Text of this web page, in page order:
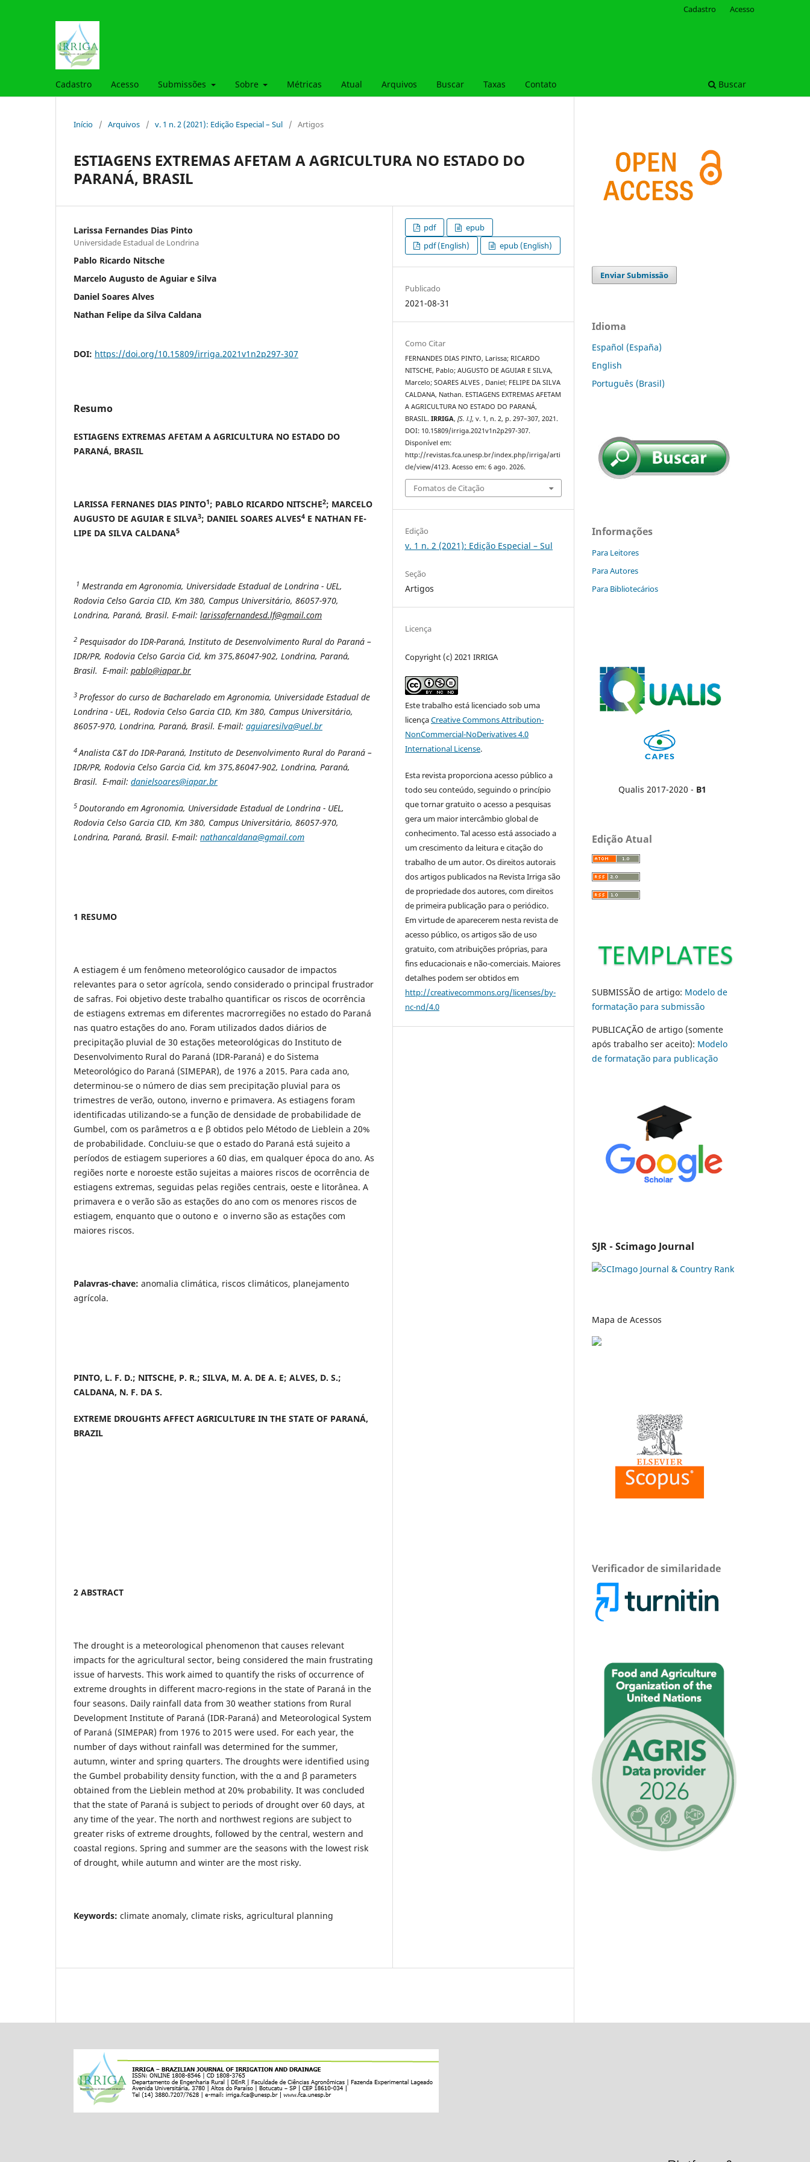
Cadastro Acesso Submissões Sobre Métricas Atual Arquivos Buscar Taxas Contato Buscar
Cadastro Acesso
Início / Arquivos / v. 1 n. 2 (2021): Edição Especial – Sul / Artigos
ESTIAGENS EXTREMAS AFETAM A AGRICULTURA NO ESTADO DO
PARANÁ, BRASIL
Larissa Fernandes Dias Pinto
Universidade Estadual de Londrina
Pablo Ricardo Nitsche
Marcelo Augusto de Aguiar e Silva
Daniel Soares Alves
Nathan Felipe da Silva Caldana
DOI: https://doi.org/10.15809/irriga.2021v1n2p297-307
Resumo
ESTIAGENS EXTREMAS AFETAM A AGRICULTURA NO ESTADO DO
PARANÁ, BRASIL
LARISSA FERNANES DIAS PINTO1; PABLO RICARDO NITSCHE2; MARCELO
AUGUSTO DE AGUIAR E SILVA3; DANIEL SOARES ALVES4 E NATHAN FE-
LIPE DA SILVA CALDANA5
1 Mestranda em Agronomia, Universidade Estadual de Londrina - UEL,
Rodovia Celso Garcia CID, Km 380, Campus Universitário, 86057-970,
Londrina, Paraná, Brasil. E-mail: larissafernandesd.lf@gmail.com
2 Pesquisador do IDR-Paraná, Instituto de Desenvolvimento Rural do Paraná –
IDR/PR, Rodovia Celso Garcia Cid, km 375,86047-902, Londrina, Paraná,
Brasil. E-mail: pablo@iapar.br
3 Professor do curso de Bacharelado em Agronomia, Universidade Estadual de
Londrina - UEL, Rodovia Celso Garcia CID, Km 380, Campus Universitário,
86057-970, Londrina, Paraná, Brasil. E-mail: aguiaresilva@uel.br
4 Analista C&T do IDR-Paraná, Instituto de Desenvolvimento Rural do Paraná –
IDR/PR, Rodovia Celso Garcia Cid, km 375,86047-902, Londrina, Paraná,
Brasil. E-mail: danielsoares@iapar.br
5 Doutorando em Agronomia, Universidade Estadual de Londrina - UEL,
Rodovia Celso Garcia CID, Km 380, Campus Universitário, 86057-970,
Londrina, Paraná, Brasil. E-mail: nathancaldana@gmail.com
1 RESUMO
A estiagem é um fenômeno meteorológico causador de impactos
relevantes para o setor agrícola, sendo considerado o principal frustrador
de safras. Foi objetivo deste trabalho quantificar os riscos de ocorrência
de estiagens extremas em diferentes macrorregiões no estado do Paraná
nas quatro estações do ano. Foram utilizados dados diários de
precipitação pluvial de 30 estações meteorológicas do Instituto de
Desenvolvimento Rural do Paraná (IDR-Paraná) e do Sistema
Meteorológico do Paraná (SIMEPAR), de 1976 a 2015. Para cada ano,
determinou-se o número de dias sem precipitação pluvial para os
trimestres de verão, outono, inverno e primavera. As estiagens foram
identificadas utilizando-se a função de densidade de probabilidade de
Gumbel, com os parâmetros α e β obtidos pelo Método de Lieblein a 20%
de probabilidade. Concluiu-se que o estado do Paraná está sujeito a
períodos de estiagem superiores a 60 dias, em qualquer época do ano. As
regiões norte e noroeste estão sujeitas a maiores riscos de ocorrência de
estiagens extremas, seguidas pelas regiões centrais, oeste e litorânea. A
primavera e o verão são as estações do ano com os menores riscos de
estiagem, enquanto que o outono e o inverno são as estações com
maiores riscos.
Palavras-chave: anomalia climática, riscos climáticos, planejamento
agrícola.
PINTO, L. F. D.; NITSCHE, P. R.; SILVA, M. A. DE A. E; ALVES, D. S.;
CALDANA, N. F. DA S.
EXTREME DROUGHTS AFFECT AGRICULTURE IN THE STATE OF PARANÁ,
BRAZIL
2 ABSTRACT
The drought is a meteorological phenomenon that causes relevant
impacts for the agricultural sector, being considered the main frustrating
issue of harvests. This work aimed to quantify the risks of occurrence of
extreme droughts in different macro-regions in the state of Paraná in the
four seasons. Daily rainfall data from 30 weather stations from Rural
Development Institute of Paraná (IDR-Paraná) and Meteorological System
of Paraná (SIMEPAR) from 1976 to 2015 were used. For each year, the
number of days without rainfall was determined for the summer,
autumn, winter and spring quarters. The droughts were identified using
the Gumbel probability density function, with the α and β parameters
obtained from the Lieblein method at 20% probability. It was concluded
that the state of Paraná is subject to periods of drought over 60 days, at
any time of the year. The north and northwest regions are subject to
greater risks of extreme droughts, followed by the central, western and
coastal regions. Spring and summer are the seasons with the lowest risk
of drought, while autumn and winter are the most risky.
Keywords: climate anomaly, climate risks, agricultural planning
pdf
epub
pdf (English)
epub (English)
Publicado
2021-08-31
Como Citar
FERNANDES DIAS PINTO, Larissa; RICARDO
NITSCHE, Pablo; AUGUSTO DE AGUIAR E SILVA,
Marcelo; SOARES ALVES , Daniel; FELIPE DA SILVA
CALDANA, Nathan. ESTIAGENS EXTREMAS AFETAM
A AGRICULTURA NO ESTADO DO PARANÁ,
BRASIL.IRRIGA,[S. l.], v. 1, n. 2, p. 297–307, 2021.
DOI: 10.15809/irriga.2021v1n2p297-307.
Disponível em:
http://revistas.fca.unesp.br/index.php/irriga/arti
cle/view/4123. Acesso em: 6 ago. 2026.
Fomatos de Citação
Edição
v. 1 n. 2 (2021): Edição Especial – Sul
Seção
Artigos
Licença
Copyright (c) 2021 IRRIGA
Este trabalho está licenciado sob uma
licençaCreative Commons Attribution-
NonCommercial-NoDerivatives 4.0
International License.
Esta revista proporciona acesso público a
todo seu conteúdo, seguindo o princípio
que tornar gratuito o acesso a pesquisas
gera um maior intercâmbio global de
conhecimento. Tal acesso está associado a
um crescimento da leitura e citação do
trabalho de um autor. Os direitos autorais
dos artigos publicados na Revista Irriga são
de propriedade dos autores, com direitos
de primeira publicação para o periódico.
Em virtude de aparecerem nesta revista de
acesso público, os artigos são de uso
gratuito, com atribuições próprias, para
fins educacionais e não-comerciais. Maiores
detalhes podem ser obtidos em
http://creativecommons.org/licenses/by-
nc-nd/4.0
Enviar Submissão
Idioma
Español (España)
English
Português (Brasil)
Informações
Para Leitores
Para Autores
Para Bibliotecários
Qualis 2017-2020 - B1
Edição Atual
SUBMISSÃO de artigo: Modelo de
formatação para submissão
PUBLICAÇÃO de artigo (somente
após trabalho ser aceito): Modelo
de formatação para publicação
SJR - Scimago Journal
Mapa de Acessos
Verificador de similaridade